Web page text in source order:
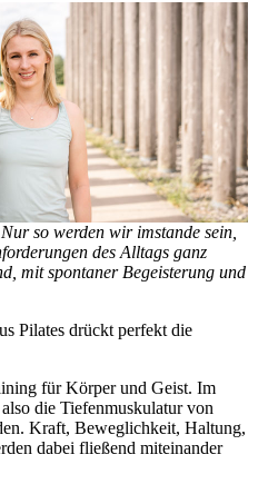
so werden wir imstande sein,
des Alltags ganz
mit spontaner Begeisterung und
Pilates drückt perfekt die
für Körper und Geist. Im
die Tiefenmuskulatur von
Kraft, Beweglichkeit, Haltung,
dabei fließend miteinander